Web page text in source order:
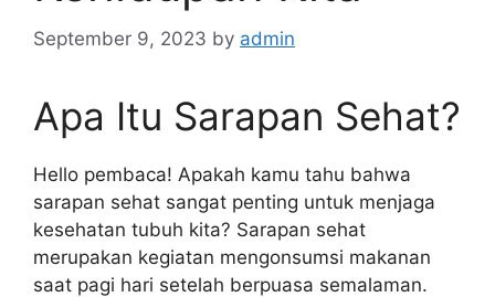
September 9, 2023 by admin
Apa Itu Sarapan Sehat?
Hello pembaca! Apakah kamu tahu bahwa
sarapan sehat sangat penting untuk menjaga
kesehatan tubuh kita? Sarapan sehat
merupakan kegiatan mengonsumsi makanan
saat pagi hari setelah berpuasa semalaman.